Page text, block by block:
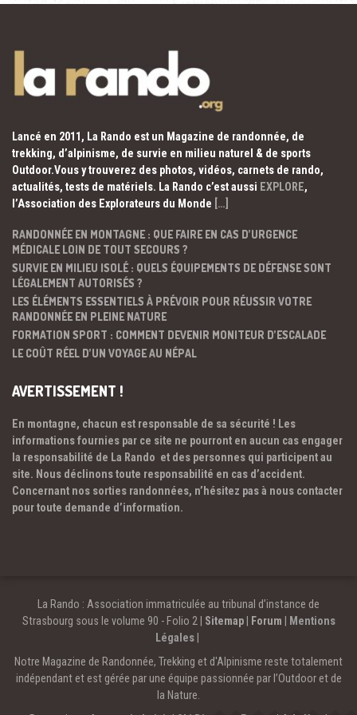
Lancé en 2011, La Rando est un Magazine de randonnée, de
trekking, d’alpinisme, de survie en milieu naturel & de sports
Outdoor.Vous y trouverez des photos, vidéos, carnets de rando,
actualités, tests de matériels. La Rando c’est aussi EXPLORE,
l’Association des Explorateurs du Monde […]
RANDONNÉE EN MONTAGNE : QUE FAIRE EN CAS D’URGENCE
MÉDICALE LOIN DE TOUT SECOURS ?
SURVIE EN MILIEU ISOLÉ : QUELS ÉQUIPEMENTS DE DÉFENSE SONT
LÉGALEMENT AUTORISÉS ?
LES ÉLÉMENTS ESSENTIELS À PRÉVOIR POUR RÉUSSIR VOTRE
RANDONNÉE EN PLEINE NATURE
FORMATION SPORT : COMMENT DEVENIR MONITEUR D’ESCALADE
LE COÛT RÉEL D’UN VOYAGE AU NÉPAL
AVERTISSEMENT !
En montagne, chacun est responsable de sa sécurité ! Les
informations fournies par ce site ne pourront en aucun cas engager
la responsabilité de La Rando et des personnes qui participent au
site. Nous déclinons toute responsabilité en cas d’accident.
Concernant nos sorties randonnées, n’hésitez pas à nous contacter
pour toute demande d’information.
La Rando : Association immatriculée au tribunal d’instance de
Strasbourg sous le volume 90 - Folio 2 | Sitemap| Forum
Mentions
Légales
Notre Magazine de Randonnée, Trekking et d'Alpinisme reste totalement
indépendant et est gérée par une équipe passionnée par l’Outdoor et de
la Nature.